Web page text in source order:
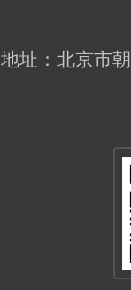
地址：北京市